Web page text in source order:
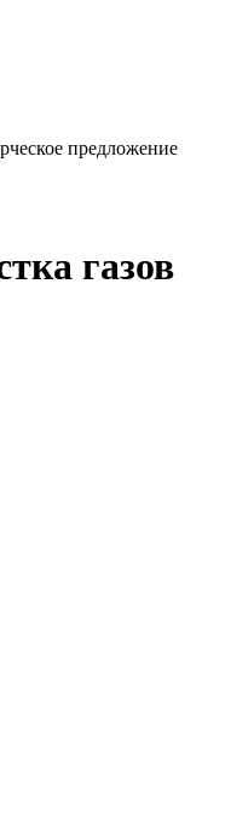
предложение
газов